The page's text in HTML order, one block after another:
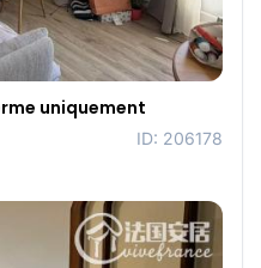
uniquement
ID: 206178